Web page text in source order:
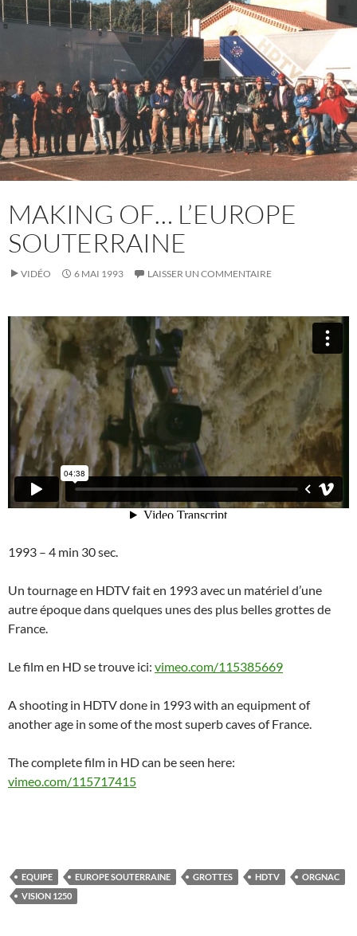
MAKING OF… L’EUROPE
SOUTERRAINE
VIDÉO 6 MAI 1993 LAISSER UN COMMENTAIRE
1993 – 4 min 30 sec.
Un tournage en HDTV fait en 1993 avec un matériel d’une
autre époque dans quelques unes des plus belles grottes de
France.
Le film en HD se trouve ici: vimeo.com/115385669
A shooting in HDTV done in 1993 with an equipment of
another age in some of the most superb caves of France.
The complete film in HD can be seen here:
vimeo.com/115717415
EQUIPE EUROPE SOUTERRAINE GROTTES HDTV
ORGNAC
VISION 1250